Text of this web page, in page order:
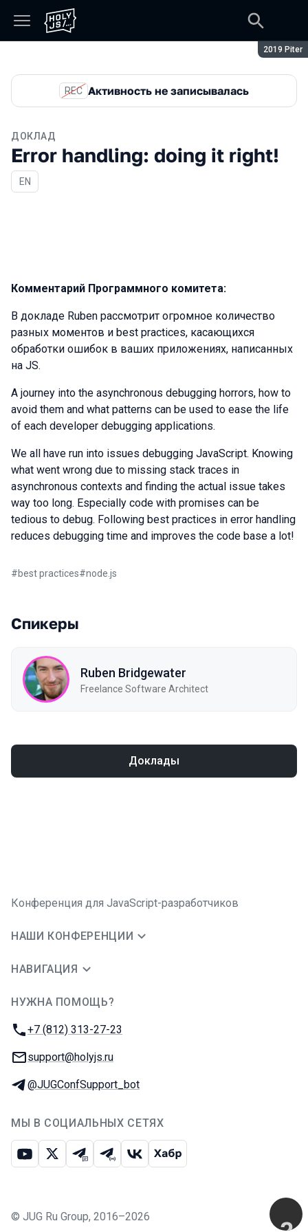
Сезон:
2019 Piter
REC Активность не записывалась
ДОКЛАД
Error handling: doing it right!
На английском языке
EN
Комментарий Программного комитета:
В докладе Ruben рассмотрит огромное количество
разных моментов и best practices, касающихся
обработки ошибок в ваших приложениях, написанных
на JS.
A journey into the asynchronous debugging horrors, how to
avoid them and what patterns can be used to ease the life
of each developer debugging applications.
We all have run into issues debugging JavaScript. Knowing
what went wrong due to missing stack traces in
asynchronous contexts and finding the actual issue takes
way too long. Especially code with promises can be
tedious to debug. Following best practices in error handling
reduces debugging time and improves the code base a lot!
#best practices#node.js
Спикеры
Ruben Bridgewater
Freelance Software Architect
Доклады
Конференция для JavaScript-разработчиков
НАШИ КОНФЕРЕНЦИИ
НАВИГАЦИЯ
НУЖНА ПОМОЩЬ?
Телефон:
+7 (812) 313-27-23
E-mail:
support@holyjs.ru
Телеграм:
@JUGConfSupport_bot
МЫ В СОЦИАЛЬНЫХ СЕТЯХ
ЮтубИкс Телеграм-чат
Телеграм-канал
ВКонтакте
Хабр
© JUG Ru Group, 2016–2026